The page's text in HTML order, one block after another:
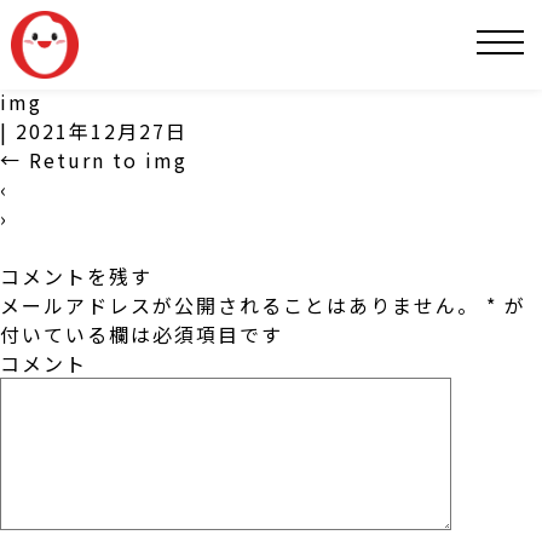
img
| 2021年12月27日
← Return to img
‹
›
コメントを残す
メールアドレスが公開されることはありません。
* が
付いている欄は必須項目です
コメント